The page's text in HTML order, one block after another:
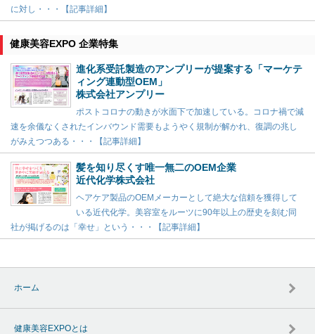
に対し・・・【記事詳細】
健康美容EXPO 企業特集
進化系受託製造のアンプリーが提案する「マーケテ
ィング連動型OEM」
株式会社アンプリー
ポストコロナの動きが水面下で加速している。コロナ禍で減
速を余儀なくされたインバウンド需要もようやく規制が解かれ、復調の兆し
がみえつつある・・・【記事詳細】
髪を知り尽くす唯一無二のOEM企業
近代化学株式会社
ヘアケア製品のOEMメーカーとして絶大な信頼を獲得して
いる近代化学。美容室をルーツに90年以上の歴史を刻む同
社が掲げるのは「幸せ」という・・・【記事詳細】
ホーム
健康美容EXPOとは